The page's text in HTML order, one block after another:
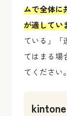
ムで全体に
が適してい
ている」「
てはまる場
てください。